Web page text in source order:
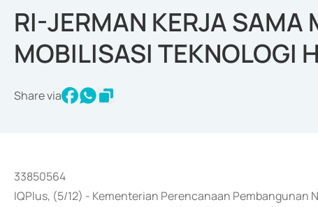
RI-JERMAN KERJA SAMA
MOBILISASI TEKNOLOGI
Share via
33850564
IQPlus, (5/12) - Kementerian Perencanaan